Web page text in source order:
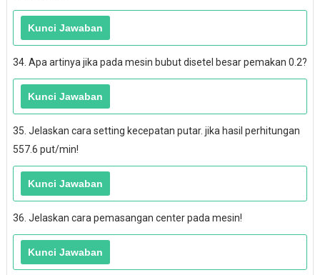
34. Apa artinya jika pada mesin bubut disetel besar pemakan 0.2?
35. Jelaskan cara setting kecepatan putar. jika hasil perhitungan
557.6 put/min!
36. Jelaskan cara pemasangan center pada mesin!